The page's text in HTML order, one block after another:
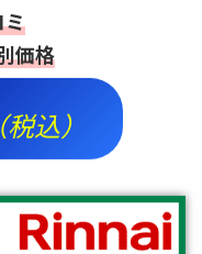
ミ
価格
込）